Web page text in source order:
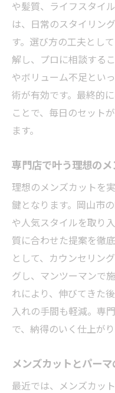
や髪質、ライフスタイ
は、日常のスタイリン
す。選び方の工夫とし
解し、プロに相談する
やボリューム不足とい
術が有効です。最終的
ことで、毎日のセット
ます。
専門店で叶う理想の
理想のメンズカットを
鍵となります。岡山市
や人気スタイルを取り
質に合わせた提案を徹
として、カウンセリン
グし、マンツーマンで
れにより、伸びてきた
入れの手間も軽減。専
で、納得のいく仕上が
メンズカットとパー
最近では、メンズカッ